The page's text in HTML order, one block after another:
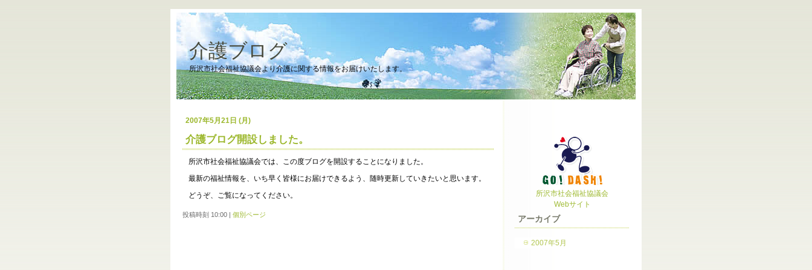
介護ブログ
所沢市社会福祉協議会より介護に関する情報をお届けいたします。
2007年5月21日 (月)
介護ブログ開設しました。
所沢市社会福祉協議会では、この度ブログを開設することになりました。
最新の福祉情報を、いち早く皆様にお届けできるよう、随時更新していきたいと思います。
どうぞ、ご覧になってください。
投稿時刻 10:00 | 個別ページ
所沢市社会福祉協議会
Webサイト
アーカイブ
2007年5月